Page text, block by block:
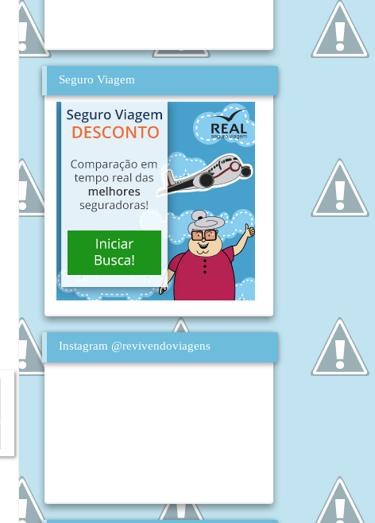
Seguro Viagem
Instagram @revivendoviagens